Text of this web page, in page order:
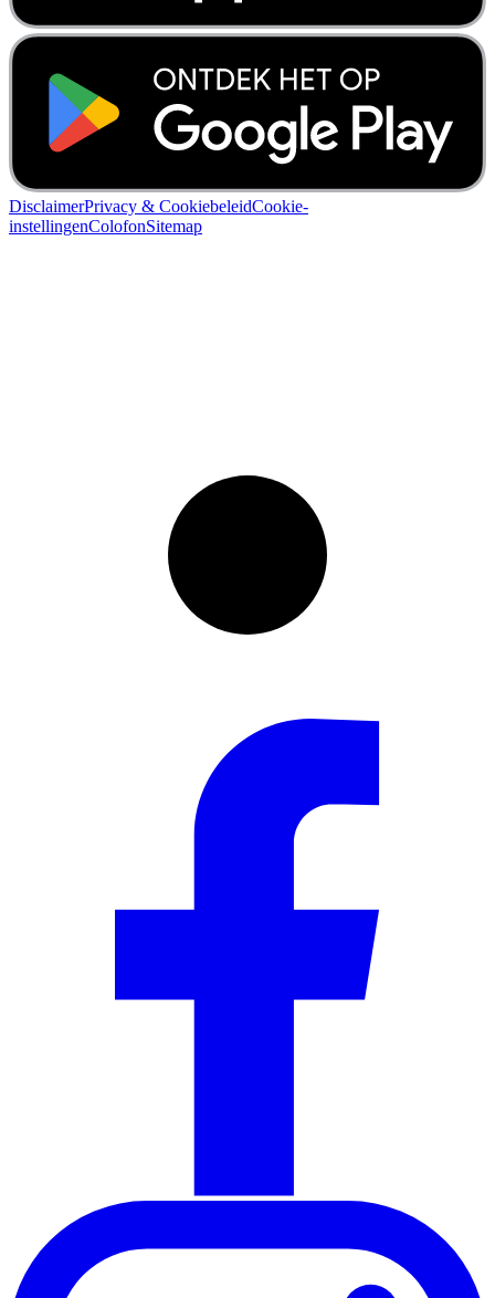
DisclaimerPrivacy & CookiebeleidCookie-
instellingenColofonSitemap